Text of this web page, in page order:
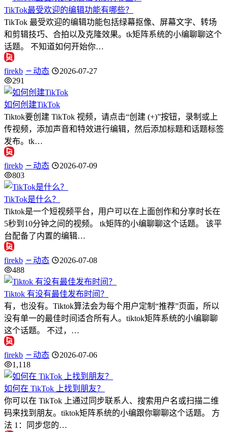
TikTok最受欢迎的编辑功能有哪些？
TikTok 最受欢迎的编辑功能包括绿幕抠像、屏幕文字、转场
和剪辑技巧、合拍以及克隆效果。tk矩阵系统的小编聊聊这个
话题。 不知道如何开始你…
firekb 动态
2026-07-27
291
如何创建TikTok
Tiktok要创建 TikTok 视频，请点击“创建 (+)”按钮，录制或上
传视频，添加声音和特效进行编辑，然后添加标题和话题标签
发布。tk…
firekb 动态
2026-07-09
803
TikTok是什么？
Tiktok是一个短视频平台，用户可以在上面创作和分享时长在
5秒到10分钟之间的视频。 tk矩阵的小编聊聊这个话题。 该平
台配备了内置的编辑…
firekb 动态
2026-07-08
488
Tiktok 有没有最佳发布时间？
有，也没有。Tiktok算法会为每个用户定制“推荐”页面，所以
没有单一的最佳时间适合所有人。tiktok矩阵系统的小编聊聊
这个话题。 不过，…
firekb 动态
2026-07-06
1,118
如何在 TikTok 上找到朋友？
你可以在 TikTok 上通过同步联系人、搜索用户名或扫描二维
码来找到朋友。tiktok矩阵系统的小编跟你聊聊这个话题。 方
法 1：同步您的…